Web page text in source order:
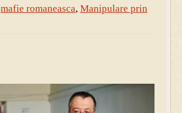
mafie romaneasca, Manipulare prin